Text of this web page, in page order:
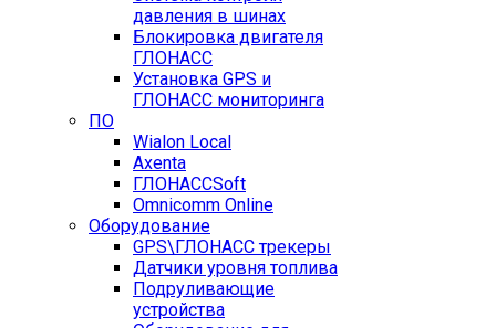
давления в шинах
Блокировка двигателя
ГЛОНАСС
Установка GPS и
ГЛОНАСС мониторинга
ПО
Wialon Local
Axenta
ГЛОНАССSoft
Оmnicomm Оnline
Оборудование
GPS\ГЛОНАСС трекеры
Датчики уровня топлива
Подруливающие
устройства